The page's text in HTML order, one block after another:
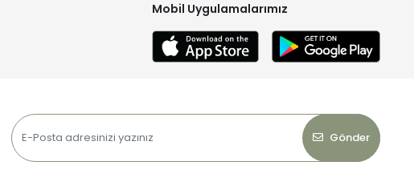
Mobil Uygulamalarımız
Gönder